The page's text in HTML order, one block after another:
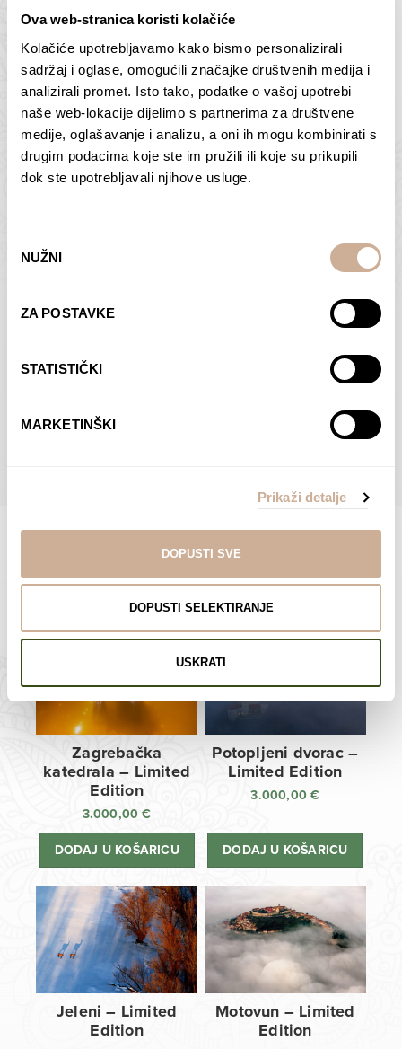
Ova web-stranica koristi kolačiće
Kolačiće upotrebljavamo kako bismo personalizirali
sadržaj i oglase, omogućili značajke društvenih medija i
analizirali promet. Isto tako, podatke o vašoj upotrebi
naše web-lokacije dijelimo s partnerima za društvene
medije, oglašavanje i analizu, a oni ih mogu kombinirati s
drugim podacima koje ste im pružili ili koje su prikupili
dok ste upotrebljavali njihove usluge.
pristanka
NUŽNI
ZA POSTAVKE
STATISTIČKI
MARKETINŠKI
Prikaži detalje
DOPUSTI SVE
DOPUSTI SELEKTIRANJE
USKRATI
Butan – ljudi 2
75,00€ – 138,00€Raspon
cijena:
od
75,00 €
138,00 €
ODABERI OPCIJE
Antarktika – krajolik
2
75,00€ – 138,00€Raspon
cijena:
od
ODABERI OPCIJE
Dolac
ODABERI OPCIJE
Moreškanti – sjena
€Raspon
od
75,00 €
do
138,00 €
ODABERI OPCIJE
POGLEDAJTE SVE PROIZVODE U OVOJ KATEGORIJI
Limited Edition Fotografije
Zagrebačka
katedrala – Limited
Edition
3.000,00€
DODAJ U KOŠARICU
Potopljeni dvorac –
Limited Edition
3.000,00€
DODAJ U KOŠARICU
Jeleni – Limited
Edition
Motovun – Limited
Edition